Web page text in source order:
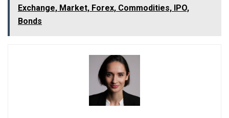
Exchange, Market, Forex, Commodities, IPO,
Bonds